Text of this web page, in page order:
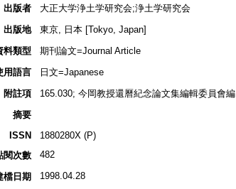
出版者
大正大学浄土学研究会;浄土学研究会
出版地
東京, 日本 [Tokyo, Japan]
料類型
期刊論文=Journal Article
用語言
日文=Japanese
附註項
165.030; 今岡教授還曆紀念論文集編輯委員會編
摘要
ISSN
1880280X (P)
閱次數
482
檔日期 1998.04.28